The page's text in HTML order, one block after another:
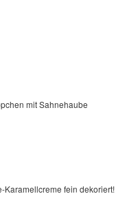
mit Sahnehaube
Karamellcreme fein dekoriert!